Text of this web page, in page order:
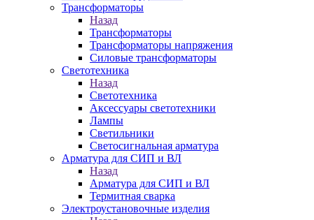
Трансформаторы
Назад
Трансформаторы
Трансформаторы напряжения
Силовые трансформаторы
Светотехника
Назад
Светотехника
Аксессуары светотехники
Лампы
Светильники
Светосигнальная арматура
Арматура для СИП и ВЛ
Назад
Арматура для СИП и ВЛ
Термитная сварка
Электроустановочные изделия